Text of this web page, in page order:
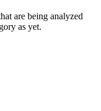
are being analyzed
as yet.